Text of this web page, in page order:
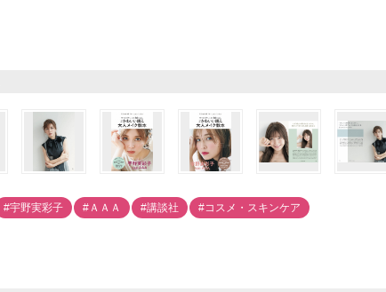
#宇野実彩子 #ＡＡＡ #講談社 #コスメ・スキンケア